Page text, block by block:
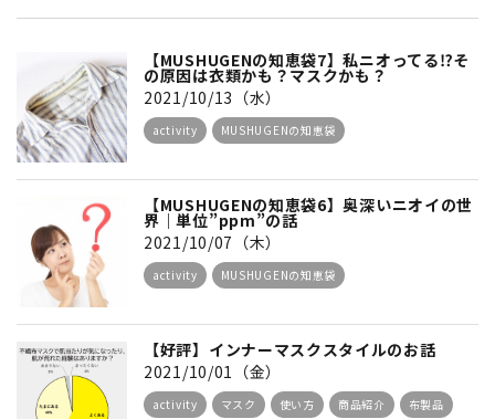
【MUSHUGENの知恵袋7】私ニオってる⁉そ
の原因は衣類かも？マスクかも？
2021/10/13（水）
activity MUSHUGENの知恵袋
【MUSHUGENの知恵袋6】奥深いニオイの世
界｜単位”ppm”の話
2021/10/07（木）
activity MUSHUGENの知恵袋
【好評】インナーマスクスタイルのお話
2021/10/01（金）
activity マスク 使い方 商品紹介 布製品